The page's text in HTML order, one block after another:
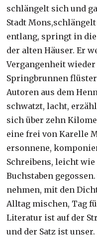
schlängelt sich und
Stadt
entlang, springt in die
der alten Häuser. Er
Vergangenheit
Springbrunnen
Autoren aus dem
schwatzt, lacht,
sich über zehn
eine frei von Karelle
ersonnene,
Schreibens, leicht
Buchstaben
nehmen, mit den
Alltag mischen, Tag
Literatur ist auf der
und der Satz ist unser.